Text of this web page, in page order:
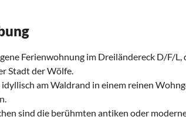
Ferienwohnung im Dreiländereck D/F/
Stadt der Wölfe.
am Waldrand in einem reinen
sind die berühmten antiken oder